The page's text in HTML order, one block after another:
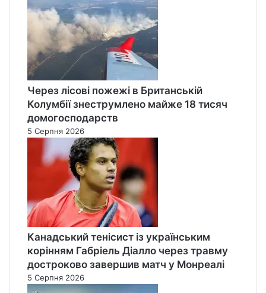
Через лісові пожежі в Британській
Колумбії знеструмлено майже 18 тисяч
домогосподарств
5 Серпня 2026
Канадський тенісист із українським
корінням Габріель Діалло через травму
достроково завершив матч у Монреалі
5 Серпня 2026